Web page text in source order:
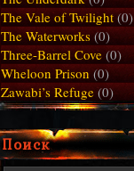
The Vale of Twilight(0)
The Waterworks(0)
Three-Barrel Cove(0)
Wheloon Prison(0)
Zawabi’s Refuge(0)
Поиск